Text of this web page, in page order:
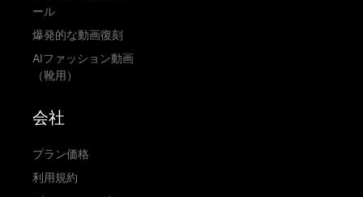
ール
爆発的な動画復刻
AIファッション動画
（靴用）
会社
プラン価格
利用規約